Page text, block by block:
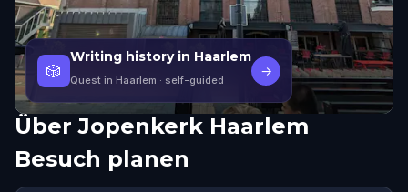
🎲
Writing history in Haarlem
Quest in Haarlem · self-guided
→
Über Jopenkerk Haarlem
Besuch planen